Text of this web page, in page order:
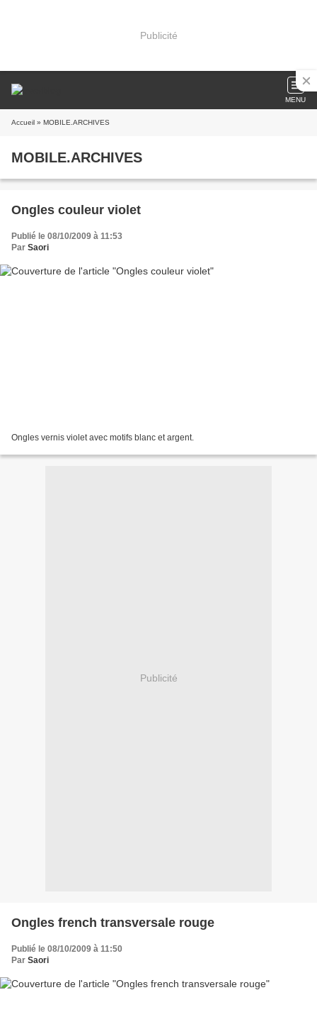
Publicité
MENU
Accueil » MOBILE.ARCHIVES
MOBILE.ARCHIVES
Ongles couleur violet
Publié le 08/10/2009 à 11:53
Par Saori
Ongles vernis violet avec motifs blanc et argent.
Publicité
Ongles french transversale rouge
Publié le 08/10/2009 à 11:50
Par Saori